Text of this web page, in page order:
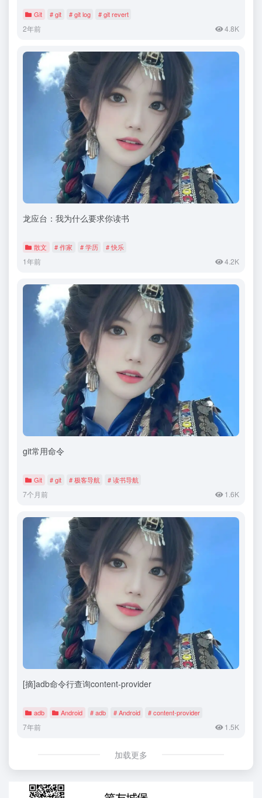
Git # git # git log # git revert
2年前 4.8K
龙应台：我为什么要求你读书
散文 # 作家 # 学历 # 快乐
1年前 4.2K
git常用命令
Git # git # 极客导航 # 读书导航
7个月前 1.6K
[摘]adb命令行查询content-provider
adb Android # adb # Android # content-provider
7年前 1.5K
加载更多